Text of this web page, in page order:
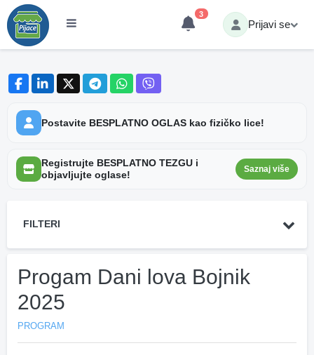
3
Prijavi se
Postavite BESPLATNO OGLAS kao fizičko lice!
Registrujte BESPLATNO TEZGU i
objavljujte oglase!
Saznaj više
FILTERI
Progam Dani lova Bojnik
2025
PROGRAM